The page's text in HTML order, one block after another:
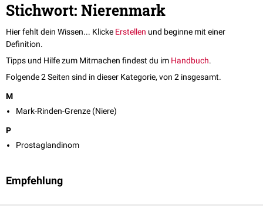
Stichwort: Nierenmark
Hier fehlt dein Wissen... Klicke Erstellen und beginne mit einer
Definition.
Tipps und Hilfe zum Mitmachen findest du im Handbuch.
Folgende 2 Seiten sind in dieser Kategorie, von 2 insgesamt.
M
Mark-Rinden-Grenze (Niere)
P
Prostaglandinom
Empfehlung